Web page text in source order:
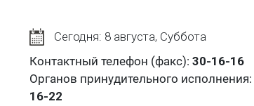
Сегодня: 8 августа, Суббота
Контактный телефон (факс): 30-16-16
Органов принудительного исполнения:
16-22